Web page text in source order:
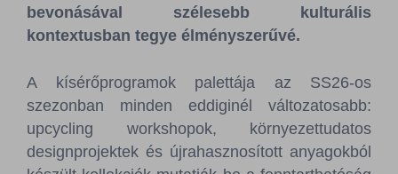
bevonásával szélesebb kulturális
kontextusban tegye élményszerűvé.
A kísérőprogramok palettája az SS26-os
szezonban minden eddiginél változatosabb:
upcycling workshopok, környezettudatos
designprojektek és újrahasznosított anyagokból